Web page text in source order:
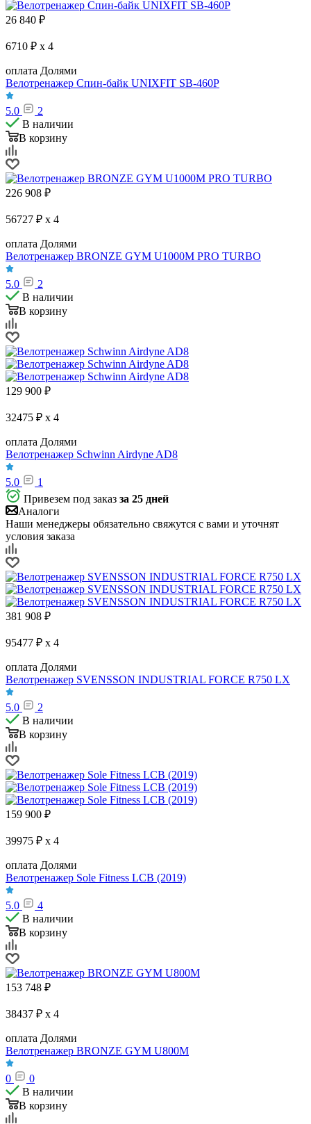
26 840 ₽
6710 ₽ x 4
оплата Долями
Велотренажер Спин-байк UNIXFIT SB-460P
5.0
2
В наличии
В корзину
226 908 ₽
56727 ₽ x 4
оплата Долями
Велотренажер BRONZE GYM U1000M PRO TURBO
5.0
2
В наличии
В корзину
129 900 ₽
32475 ₽ x 4
оплата Долями
Велотренажер Schwinn Airdyne AD8
5.0
1
Привезем под заказ за 25 дней
Аналоги
Наши менеджеры обязательно свяжутся с вами и уточнят
условия заказа
381 908 ₽
95477 ₽ x 4
оплата Долями
Велотренажер SVENSSON INDUSTRIAL FORCE R750 LX
5.0
2
В наличии
В корзину
159 900 ₽
39975 ₽ x 4
оплата Долями
Велотренажер Sole Fitness LCB (2019)
5.0
4
В наличии
В корзину
153 748 ₽
38437 ₽ x 4
оплата Долями
Велотренажер BRONZE GYM U800M
0
0
В наличии
В корзину